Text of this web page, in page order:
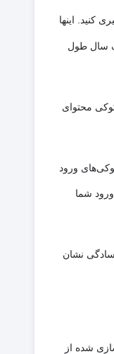
کنید. اینها
سال طول
محتوای
ورود
شما
نشان
شده از